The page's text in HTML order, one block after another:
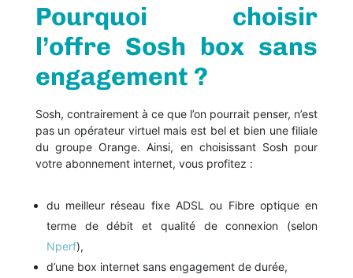
Pourquoi choisir
l’offre Sosh box sans
engagement ?
Sosh, contrairement à ce que l’on pourrait penser, n’est
pas un opérateur virtuel mais est bel et bien une filiale
du groupe Orange. Ainsi, en choisissant Sosh pour
votre abonnement internet, vous profitez :
du meilleur réseau fixe ADSL ou Fibre optique en
terme de débit et qualité de connexion (selon
Nperf),
d’une box internet sans engagement de durée,